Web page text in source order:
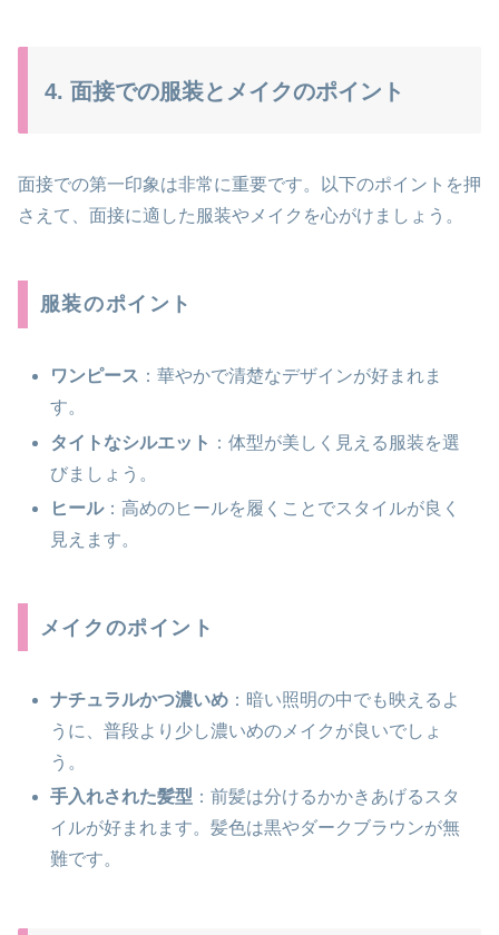
4. 面接での服装とメイクのポイント
面接での第一印象は非常に重要です。以下のポイントを押
さえて、面接に適した服装やメイクを心がけましょう​。
服装のポイント
ワンピース ：華やかで清楚なデザインが好まれま
す。
タイトなシルエット ：体型が美しく見える服装を選
びましょう。
ヒール：高めのヒールを履くことでスタイルが良く
見えます。
メイクのポイント
ナチュラルかつ濃いめ ：暗い照明の中でも映えるよ
うに、普段より少し濃いめのメイクが良いでしょ
う。
手入れされた髪型 ：前髪は分けるかかきあげるスタ
イルが好まれます。髪色は黒やダークブラウンが無
難です。